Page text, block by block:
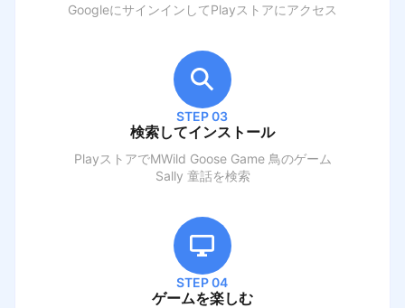
GoogleにサインインしてPlayストアにアクセス
STEP 03
検索してインストール
PlayストアでMWild Goose Game 鳥のゲーム
Sally 童話を検索
STEP 04
ゲームを楽しむ